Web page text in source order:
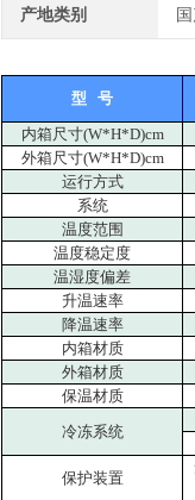
产地类别
型 号
内箱尺寸(W*H*D)cm
外箱尺寸(W*H*D)cm
运行方式
系统
温度范围
温度稳定度
温湿度偏差
升温速率
降温速率
内箱材质
外箱材质
保温材质
冷冻系统
保护装置